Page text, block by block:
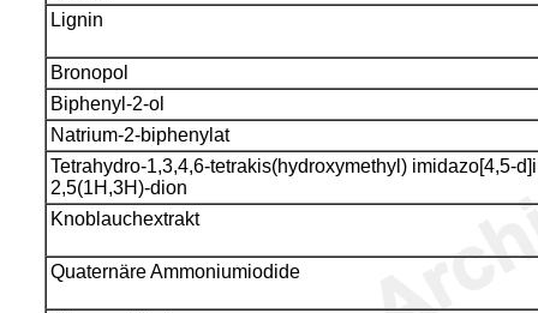
Lignin
Bronopol
Biphenyl-2-ol
Natrium-2-biphenylat
Tetrahydro-1,3,4,6-tetrakis(hydroxymethyl) imidazo[4,5-
2,5(1H,3H)-dion
Knoblauchextrakt
Quaternäre Ammoniumiodide